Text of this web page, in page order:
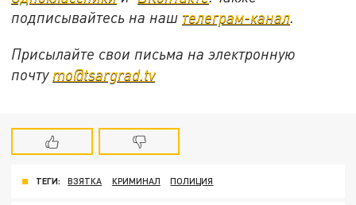
подписывайтесь на наш телеграм-канал.
Присылайте свои письма на электронную
почту mo@tsargrad.tv
ТЕГИ: ВЗЯТКА КРИМИНАЛ ПОЛИЦИЯ